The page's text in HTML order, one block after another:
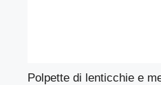
Polpette di lenticchie e